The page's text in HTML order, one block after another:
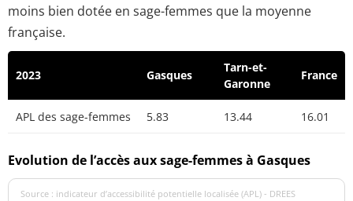
moins bien dotée en sage-femmes que la moyenne
française.
2023 Gasques
Tarn-et-
Garonne
France
APL des sage-femmes 5.83 13.44 16.01
Evolution de l’accès aux sage-femmes à Gasques
Source : indicateur d’accessibilité potentielle localisée (APL) - DREES